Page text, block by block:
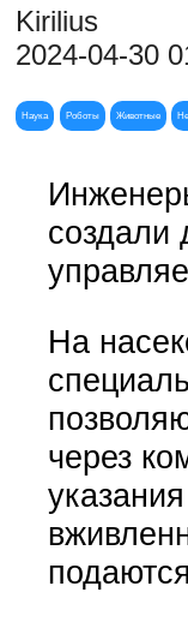
Kirilius
2024-04-30
Наука Роботы Животные
создали
На
через